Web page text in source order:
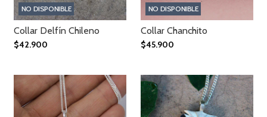
NO DISPONIBLE
Collar Delfín Chileno
$42.900
NO DISPONIBLE
Collar Chanchito
$45.900